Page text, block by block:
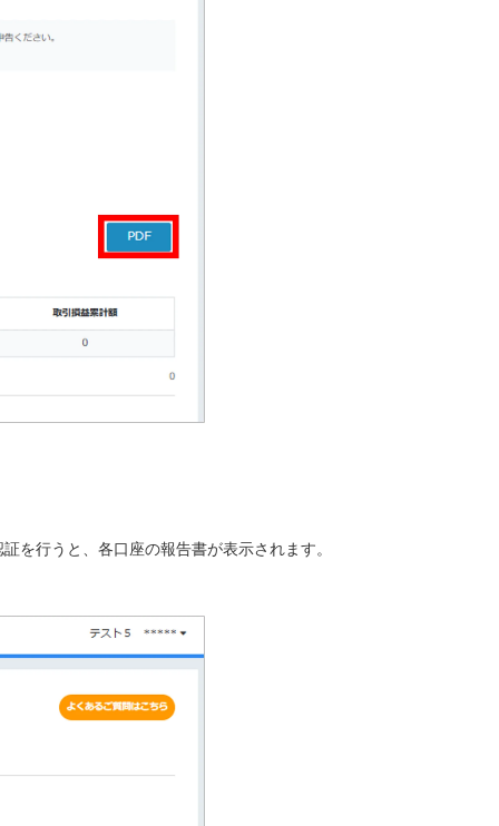
を行うと、各口座の報告書が表示されます。